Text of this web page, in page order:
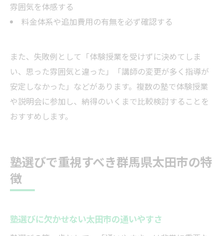
雰囲気を体感する
料金体系や追加費用の有無を必ず確認する
また、失敗例として「体験授業を受けずに決めてしま
い、思った雰囲気と違った」「講師の変更が多く指導が
安定しなかった」などがあります。複数の塾で体験授業
や説明会に参加し、納得のいくまで比較検討することを
おすすめします。
塾選びで重視すべき群馬県太田市の特
徴
塾選びに欠かせない太田市の通いやすさ